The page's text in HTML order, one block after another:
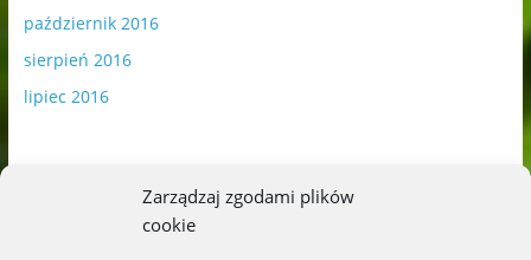
Zarządzaj zgodami plików
cookie
październik 2016
sierpień 2016
lipiec 2016